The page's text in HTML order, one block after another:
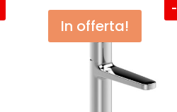
In offerta!
-